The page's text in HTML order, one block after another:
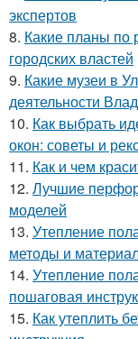
экспертов
8. Какие планы по
городских властей
9. Какие музеи в
деятельности
10. Как выбрать
окон: советы и
11. Как и чем
12. Лучшие
моделей
13. Утепление
методы и
14. Утепление
пошаговая
15. Как утеплить